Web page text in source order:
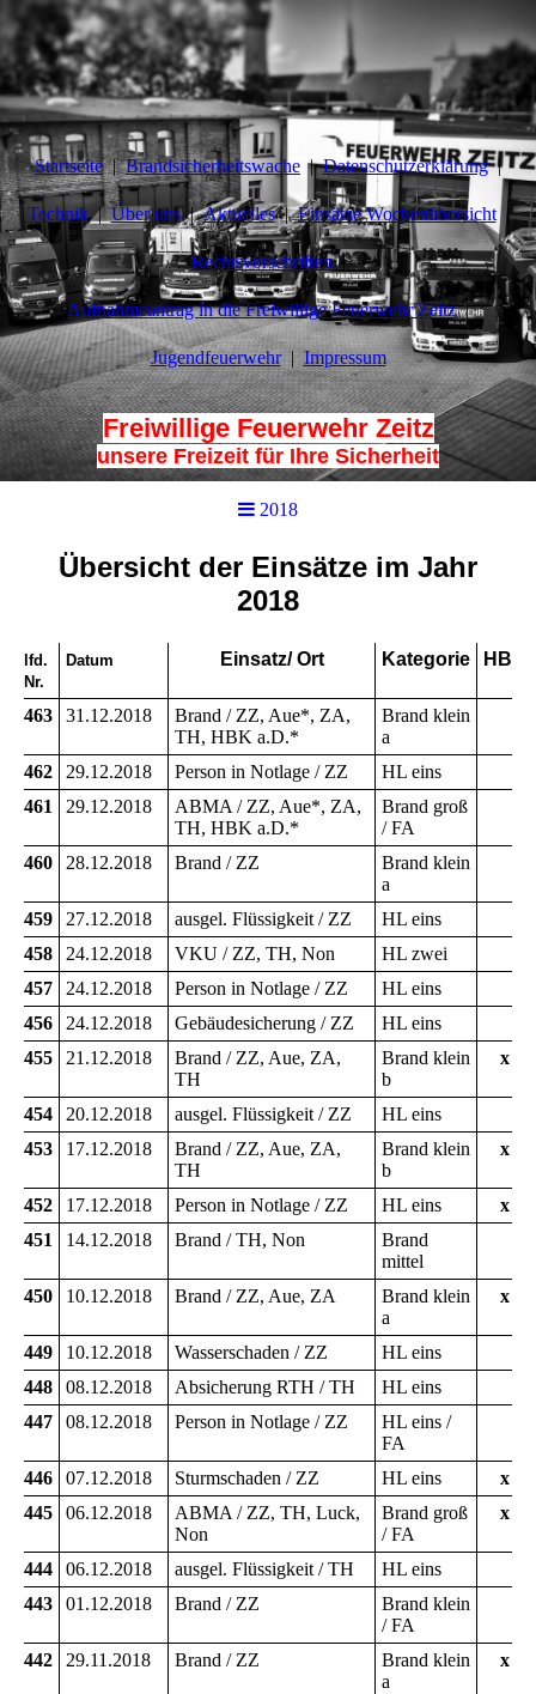
Startseite Brandsicherheitswache Datenschutzerklärung
Technik Über uns Aktuelles Einsätze Wochenübersicht
Rechtsvorschriften
Aufnahmeantrag in die Freiwillige Feuerwehr Zeitz
Jugendfeuerwehr Impressum
Freiwillige Feuerwehr Zeitz
unsere Freizeit für Ihre Sicherheit
2018
Übersicht der Einsätze im Jahr
2018
lfd.
Nr.
Datum Einsatz/ Ort Kategorie HBK
463 31.12.2018
Brand / ZZ, Aue*, ZA,
TH, HBK a.D.*
Brand klein
a
462
29.12.2018 Person in Notlage / ZZ
HL eins
461
29.12.2018
ABMA / ZZ, Aue*, ZA,
TH, HBK a.D.*
Brand groß
/ FA
460
28.12.2018 Brand / ZZ
Brand klein
a
459
27.12.2018 ausgel. Flüssigkeit / ZZ
HL eins
458
24.12.2018 VKU / ZZ, TH, Non
HL zwei
457
24.12.2018 Person in Notlage / ZZ
HL eins
456
24.12.2018 Gebäudesicherung / ZZ
HL eins
455
21.12.2018
Brand / ZZ, Aue, ZA,
TH
Brand klein
b
x
454 20.12.2018 ausgel. Flüssigkeit / ZZ
HL eins
453
17.12.2018
Brand / ZZ, Aue, ZA,
TH
Brand klein
b
x
452 17.12.2018 Person in Notlage / ZZ HL eins
x
451
14.12.2018 Brand / TH, Non
Brand
mittel
450
10.12.2018 Brand / ZZ, Aue, ZA
Brand klein
a
x
449 10.12.2018 Wasserschaden / ZZ
HL eins
448
08.12.2018 Absicherung RTH / TH
HL eins
447
08.12.2018 Person in Notlage / ZZ
HL eins /
FA
446
07.12.2018 Sturmschaden / ZZ HL eins
x
445
06.12.2018
ABMA / ZZ, TH, Luck,
Non
Brand groß
/ FA
x
444 06.12.2018 ausgel. Flüssigkeit / TH
HL eins
443
01.12.2018 Brand / ZZ
Brand klein
/ FA
442
29.11.2018 Brand / ZZ
Brand klein
a
x